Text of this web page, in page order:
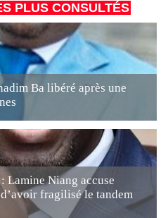
PLUS CONSULTÉS
Ba libéré après une
Lamine Niang accuse
fragilisé le tandem